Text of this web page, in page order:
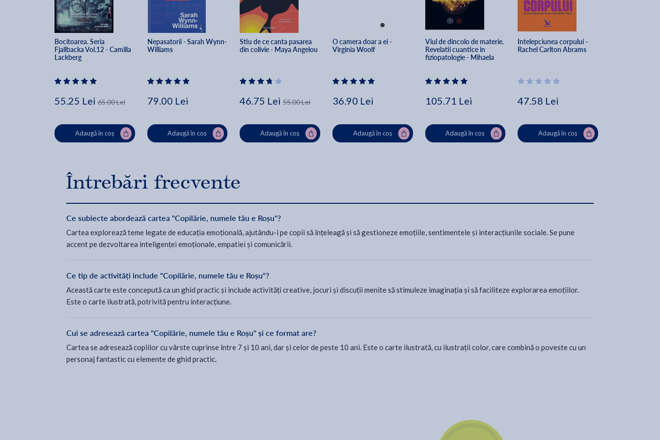
Bocitoarea. Seria
Fjallbacka Vol.12 - Camilla
Lackberg
55.25 Lei 65.00 Lei
Adaugă în coș
Nepasatorii - Sarah Wynn-
Williams
79.00 Lei
Adaugă în coș
Stiu de ce canta pasarea
din colivie - Maya Angelou
46.75 Lei 55.00 Lei
Adaugă în coș
O camera doar a ei -
Virginia Woolf
36.90 Lei
Adaugă în coș
Viul de dincolo de materie.
Revelatii cuantice in
fiziopatologie - Mihaela
105.71 Lei
Adaugă în coș
Intelepciunea corpului -
Rachel Carlton Abrams
47.58 Lei
Adaugă în coș
Întrebări frecvente
Ce subiecte abordează cartea "Copilărie, numele tău e Roșu"?
Cartea explorează teme legate de educația emoțională, ajutându-i pe copii să înțeleagă și să gestioneze emoțiile, sentimentele și interacțiunile sociale. Se pune
accent pe dezvoltarea inteligenței emoționale, empatiei și comunicării.
Ce tip de activități include "Copilărie, numele tău e Roșu"?
Această carte este concepută ca un ghid practic și include activități creative, jocuri și discuții menite să stimuleze imaginația și să faciliteze explorarea emoțiilor.
Este o carte ilustrată, potrivită pentru interacțiune.
Cui se adresează cartea "Copilărie, numele tău e Roșu" și ce format are?
Cartea se adresează copiilor cu vârste cuprinse între 7 și 10 ani, dar și celor de peste 10 ani. Este o carte ilustrată, cu ilustrații color, care combină o poveste cu un
personaj fantastic cu elemente de ghid practic.